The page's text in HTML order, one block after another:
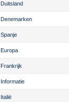
Duitsland
Denemarken
Spanje
Europa
Frankrijk
Informatie
Italië